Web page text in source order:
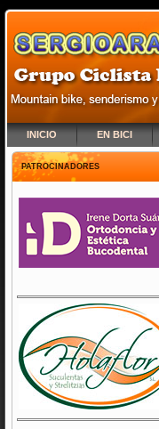
INICIO EN BICI
PATROCINADORES